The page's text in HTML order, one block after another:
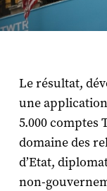
Le résultat,
une
5.000 comptes
domaine des
d’Etat,
non-